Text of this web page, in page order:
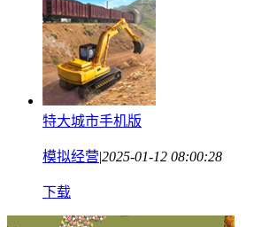
特大城市手机版
模拟经营|2025-01-12 08:00:28
下载